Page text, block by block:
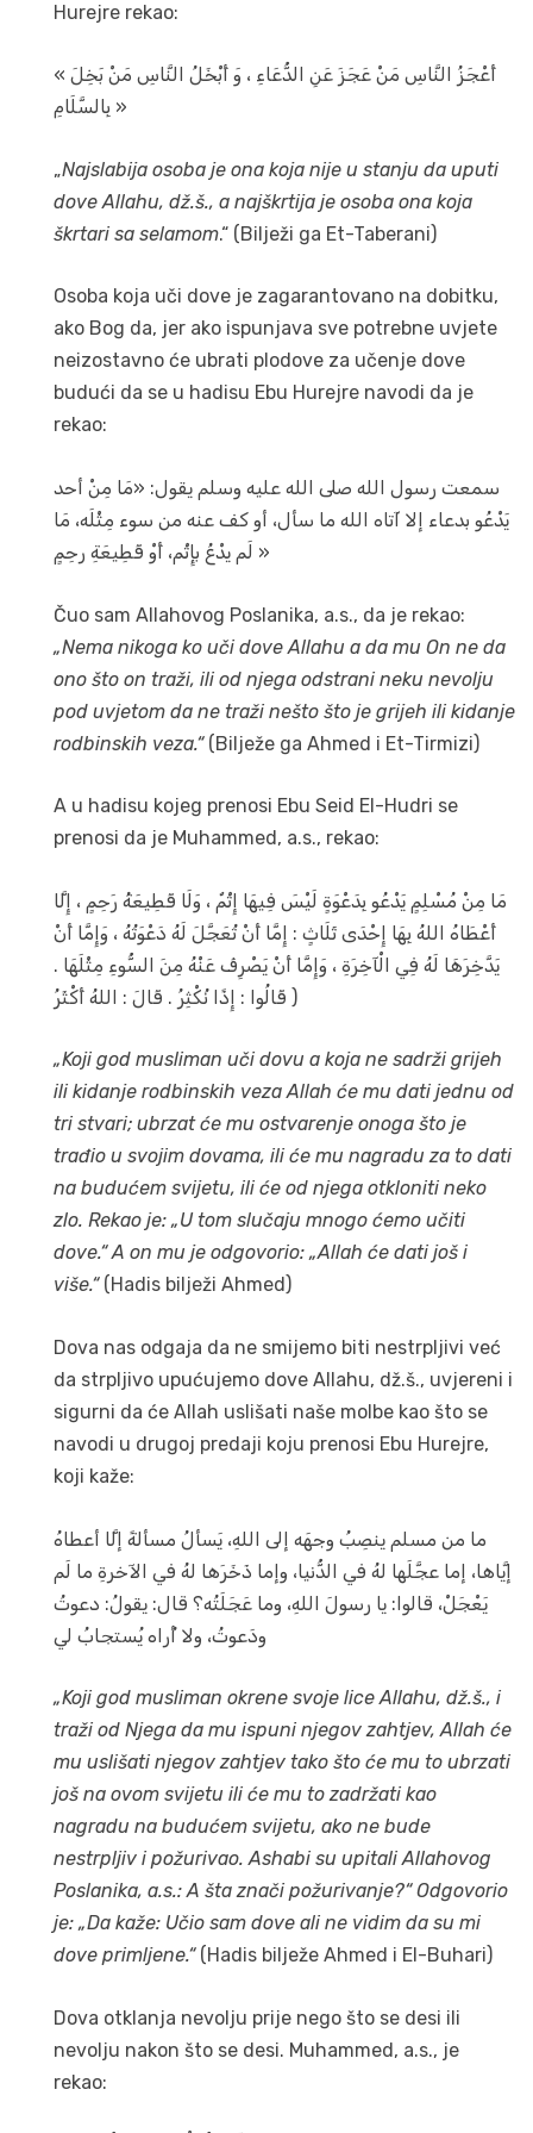
Hurejre rekao:
« أَعْجَزُ النَّاسِ مَنْ عَجَزَ عَنِ الدُّعَاءِ ، وَ أَبْخَلُ النَّاسِ مَنْ بَخِلَ
بِالسَّلَامِ »
„Najslabija osoba je ona koja nije u stanju da uputi
dove Allahu, dž.š., a najškrtija je osoba ona koja
škrtari sa selamom.“ (Bilježi ga Et-Taberani)
Osoba koja uči dove je zagarantovano na dobitku,
ako Bog da, jer ako ispunjava sve potrebne uvjete
neizostavno će ubrati plodove za učenje dove
budući da se u hadisu Ebu Hurejre navodi da je
rekao:
سمعت رسول الله صلى الله عليه وسلم يقول: «مَا مِنْ أحد
يَدْعُو بدعاء إلا آتاه الله ما سأل، أو كف عنه من سوء مِثْلَه، مَا
لَم يدْعُ بإِثْم، أَوْ قَطِيعَةِ رحِمٍ »
Čuo sam Allahovog Poslanika, a.s., da je rekao:
„Nema nikoga ko uči dove Allahu a da mu On ne da
ono što on traži, ili od njega odstrani neku nevolju
pod uvjetom da ne traži nešto što je grijeh ili kidanje
rodbinskih veza.“(Bilježe ga Ahmed i Et-Tirmizi)
A u hadisu kojeg prenosi Ebu Seid El-Hudri se
prenosi da je Muhammed, a.s., rekao:
مَا مِنْ مُسْلِمٍ يَدْعُو بِدَعْوَةٍ لَيْسَ فِيهَا إِثْمٌ ، وَلَا قَطِيعَةُ رَحِمٍ ، إِلَّا
أَعْطَاهُ اللهُ بِهَا إِحْدَى ثَلَاثٍ : إِمَّا أَنْ تُعَجَّلَ لَهُ دَعْوَتُهُ ، وَإِمَّا أَنْ
يَدَّخِرَهَا لَهُ فِي الْآخِرَةِ ، وَإِمَّا أَنْ يَصْرِفَ عَنْهُ مِنَ السُّوءِ مِثْلَهَا .
قَالُوا : إِذًا نُكْثِرُ . قَالَ : اللهُ أَكْثَرُ )
„Koji god musliman uči dovu a koja ne sadrži grijeh
ili kidanje rodbinskih veza Allah će mu dati jednu od
tri stvari; ubrzat će mu ostvarenje onoga što je
trađio u svojim dovama, ili će mu nagradu za to dati
na budućem svijetu, ili će od njega otkloniti neko
zlo. Rekao je: „U tom slučaju mnogo ćemo učiti
dove.“ A on mu je odgovorio: „Allah će dati još i
više.“(Hadis bilježi Ahmed)
Dova nas odgaja da ne smijemo biti nestrpljivi već
da strpljivo upućujemo dove Allahu, dž.š., uvjereni i
sigurni da će Allah uslišati naše molbe kao što se
navodi u drugoj predaji koju prenosi Ebu Hurejre,
koji kaže:
ما من مسلم ينصِبُ وجهَه إلى اللهِ، يَسألُ مسألةً إلَّا أعطاهُ
إيَّاها، إما عجَّلَها لهُ في الدُّنيا، وإما ذَخَرَها لهُ في الآخرةِ ما لَم
يَعْجَلْ، قالوا: يا رسولَ اللهِ، وما عَجَلَتُه؟ قال: يقولُ: دعوتُ
ودَعوتُ، ولا أُراه يُستجابُ لي
„Koji god musliman okrene svoje lice Allahu, dž.š., i
traži od Njega da mu ispuni njegov zahtjev, Allah će
mu uslišati njegov zahtjev tako što će mu to ubrzati
još na ovom svijetu ili će mu to zadržati kao
nagradu na budućem svijetu, ako ne bude
nestrpljiv i požurivao. Ashabi su upitali Allahovog
Poslanika, a.s.: A šta znači požurivanje?“ Odgovorio
je: „Da kaže: Učio sam dove ali ne vidim da su mi
dove primljene.“(Hadis bilježe Ahmed i El-Buhari)
Dova otklanja nevolju prije nego što se desi ili
nevolju nakon što se desi. Muhammed, a.s., je
rekao: